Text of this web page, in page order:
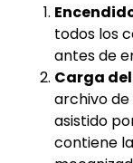
todos los
antes de
Carga
archivo de
asistido
contiene